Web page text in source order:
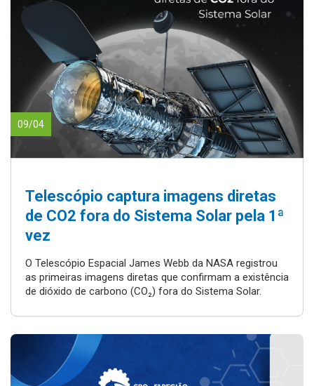
09/04
Telescópio captura imagens diretas
de CO2 fora do Sistema Solar pela 1ª
vez
O Telescópio Espacial James Webb da NASA registrou
as primeiras imagens diretas que confirmam a existência
de dióxido de carbono (CO₂) fora do Sistema Solar.